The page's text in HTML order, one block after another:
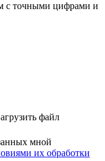
с точными цифрами и
файл
мной
их обработки